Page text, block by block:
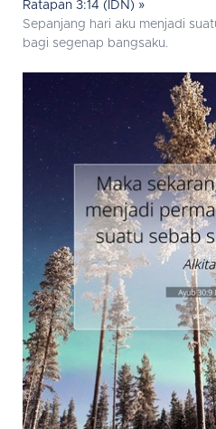
Ratapan 3:14 (IDN) »
Sepanjang hari aku menjadi
bagi segenap bangsaku.